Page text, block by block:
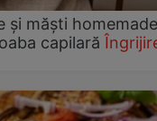
și măști homemade
capilară